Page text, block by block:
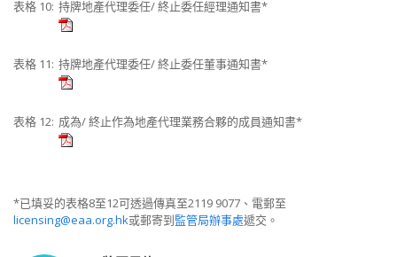
表格 10: 持牌地產代理委任/ 終止委任經理通知書*
表格 11: 持牌地產代理委任/ 終止委任董事通知書*
表格 12: 成為/ 終止作為地產代理業務合夥的成員通知書*
*已填妥的表格8至12可透過傳真至2119 9077、電郵至
licensing@eaa.org.hk或郵寄到監管局辦事處遞交。